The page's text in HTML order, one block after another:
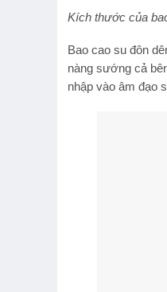
Kích thước của
Bao cao su đôn
nàng sướng cả
nhập vào âm đạo